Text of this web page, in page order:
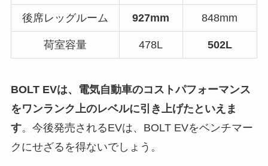
後席レッグルーム 927mm 848mm
荷室容量 478L 502L
BOLT EVは、電気自動車のコストパフォーマンス
をワンランク上のレベルに引き上げたといえま
す。今後発売されるEVは、BOLT EVをベンチマー
クにせざるを得ないでしょう。